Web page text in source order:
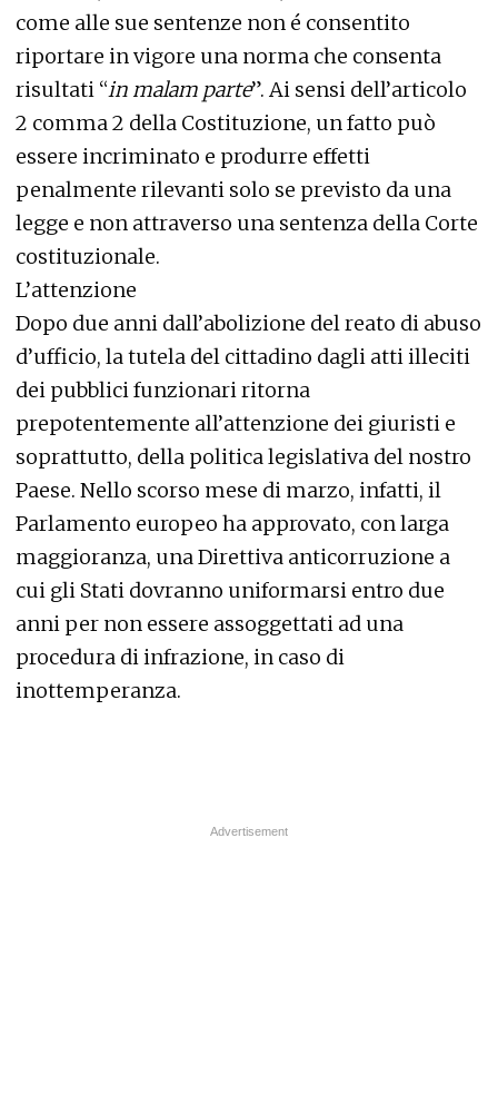
come alle sue sentenze non é consentito
riportare in vigore una norma che consenta
risultati “in malam parte”. Ai sensi dell’articolo
2 comma 2 della Costituzione, un fatto può
essere incriminato e produrre effetti
penalmente rilevanti solo se previsto da una
legge e non attraverso una sentenza della Corte
costituzionale.
L’attenzione
Dopo due anni dall’abolizione del reato di abuso
d’ufficio, la tutela del cittadino dagli atti illeciti
dei pubblici funzionari ritorna
prepotentemente all’attenzione dei giuristi e
soprattutto, della politica legislativa del nostro
Paese. Nello scorso mese di marzo, infatti, il
Parlamento europeo ha approvato, con larga
maggioranza, una Direttiva anticorruzione a
cui gli Stati dovranno uniformarsi entro due
anni per non essere assoggettati ad una
procedura di infrazione, in caso di
inottemperanza.